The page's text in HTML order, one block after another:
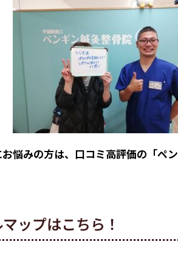
悩みの方は、口コミ高評価の「ペ
ップはこちら！